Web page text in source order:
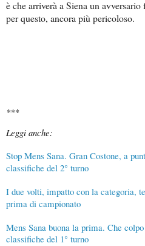
è che arriverà a Siena un
per questo, ancora più pericoloso.
***
Leggi anche:
Stop Mens Sana. Gran Costone, a
classifiche del 2° turno
I due volti, impatto con la categoria,
prima di campionato
Mens Sana buona la prima. Che
classifiche del 1° turno